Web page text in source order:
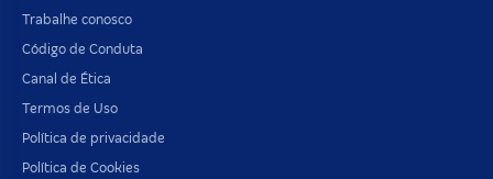
Trabalhe conosco
Código de Conduta
Canal de Ética
Termos de Uso
Política de privacidade
Política de Cookies